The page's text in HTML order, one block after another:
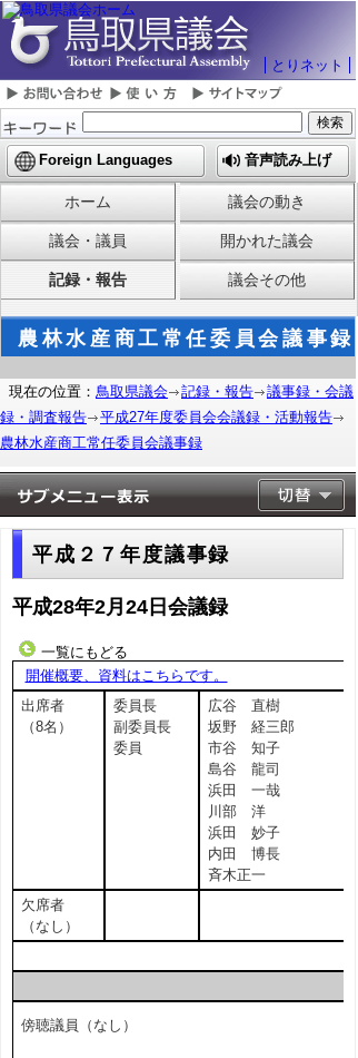
とりネット
Foreign Languages 音声読み上げ
ホーム 議会の動き
議会・議員 開かれた議会
記録・報告 議会その他
農林水産商工常任委員会議事録
現在の位置： 鳥取県議会 記録・報告
議事録・会議
録・調査報告
平成27年度委員会会議録・活動報告
農林水産商工常任委員会議事録
平成２７年度議事録
平成28年2月24日会議録
一覧にもどる
開催概要、資料はこちらです。
出席者
（8名）
委員長
副委員長
委員
広谷 直樹
坂野 経三郎
市谷 知子
島谷 龍司
浜田 一哉
川部 洋
浜田 妙子
内田 博長
斉木正一
欠席者
（なし）
傍聴議員（なし）